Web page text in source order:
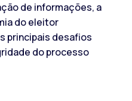
de informações, a
do eleitor
principais desafios
do processo